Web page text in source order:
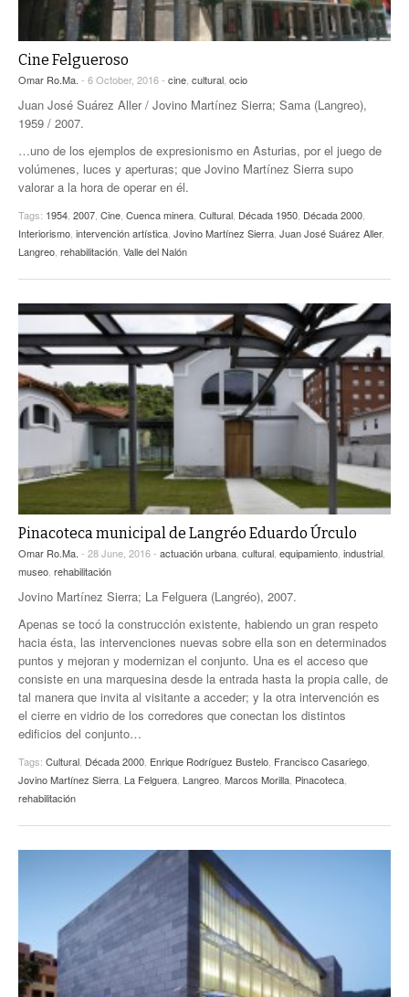
Cine Felgueroso
Omar Ro.Ma. - 6 October, 2016 - cine, cultural, ocio
Juan José Suárez Aller / Jovino Martínez Sierra; Sama (Langreo),
1959 / 2007.
…uno de los ejemplos de expresionismo en Asturias, por el juego de
volúmenes, luces y aperturas; que Jovino Martínez Sierra supo
valorar a la hora de operar en él.
Tags: 1954, 2007, Cine, Cuenca minera, Cultural, Década 1950, Década 2000,
Interiorismo, intervención artística, Jovino Martínez Sierra, Juan José Suárez Aller,
Langreo, rehabilitación, Valle del Nalón
Pinacoteca municipal de Langréo Eduardo Úrculo
Omar Ro.Ma. - 28 June, 2016 - actuación urbana cultural equipamiento industrial
museo rehabilitación
Jovino Martínez Sierra; La Felguera (Langréo), 2007.
Apenas se tocó la construcción existente, habiendo un gran respeto
hacia ésta, las intervenciones nuevas sobre ella son en determinados
puntos y mejoran y modernizan el conjunto. Una es el acceso que
consiste en una marquesina desde la entrada hasta la propia calle, de
tal manera que invita al visitante a acceder; y la otra intervención es
el cierre en vidrio de los corredores que conectan los distintos
edificios del conjunto…
Tags: Cultural Década 2000 Enrique Rodríguez Bustelo Francisco Casariego
Jovino Martínez Sierra La Felguera Langreo Marcos Morilla Pinacoteca
rehabilitación